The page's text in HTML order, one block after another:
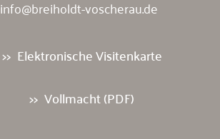
info@breiholdt-voscherau.de
Elektronische Visitenkarte
Vollmacht (PDF)